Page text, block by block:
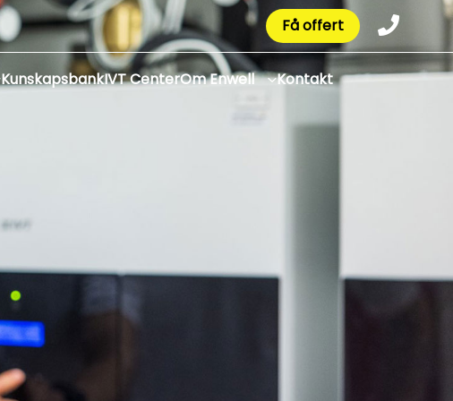
Få offert
KunskapsbankIVT CenterOm Enwell Kontakt